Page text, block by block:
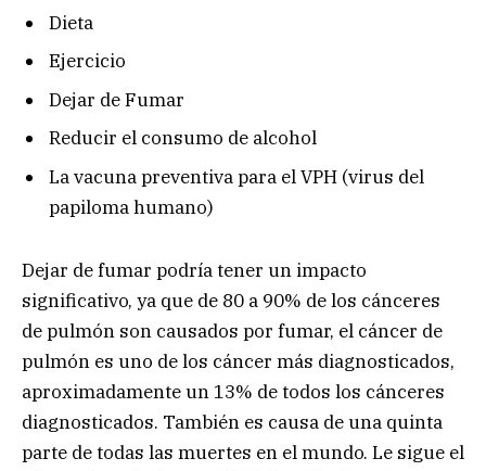
Dieta
Ejercicio
Dejar de Fumar
Reducir el consumo de alcohol
La vacuna preventiva para el VPH (virus del
papiloma humano)
Dejar de fumar podría tener un impacto
significativo, ya que de 80 a 90% de los cánceres
de pulmón son causados por fumar, el cáncer de
pulmón es uno de los cáncer más diagnosticados,
aproximadamente un 13% de todos los cánceres
diagnosticados. También es causa de una quinta
parte de todas las muertes en el mundo. Le sigue el